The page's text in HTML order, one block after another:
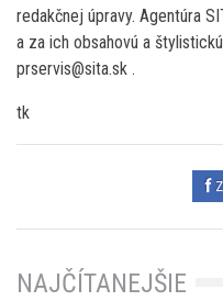
redakčnej úpravy. Agentúra
a za ich obsahovú a
prservis@sita.sk .
tk
NAJČÍTANEJŠIE